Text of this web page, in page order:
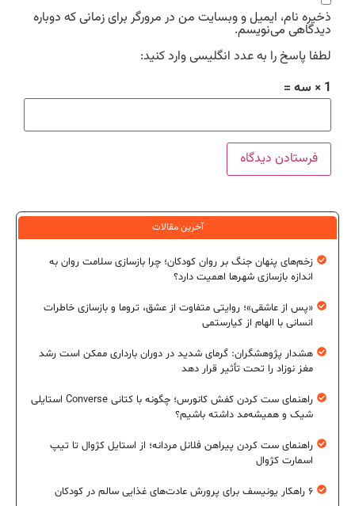
ذخیره نام، ایمیل و وبسایت من در مرورگر برای زمانی که دوباره
دیدگاهی می‌نویسم.
لطفا پاسخ را به عدد انگلیسی وارد کنید:
1 × سه =
آخرین مقالات
زخم‌های پنهان جنگ بر روان کودکان؛ چرا بازسازی سلامت روان به
اندازه بازسازی شهرها اهمیت دارد؟
«پس از عاشقی»؛ روایتی متفاوت از عشق، تروما و بازسازی خاطرات
انسانی با الهام از کیارستمی
هشدار پژوهشگران: گرمای شدید در دوران بارداری ممکن است رشد
مغز نوزاد را تحت تأثیر قرار دهد
راهنمای ست کردن کفش کانورس؛ چگونه با کتانی Converse استایلی
شیک و همیشه‌مد داشته باشیم؟
راهنمای ست کردن پیراهن فلانل مردانه؛ از استایل کژوال تا تیپ
اسمارت کژوال
۶ راهکار یونیسف برای پرورش عادت‌های غذایی سالم در کودکان